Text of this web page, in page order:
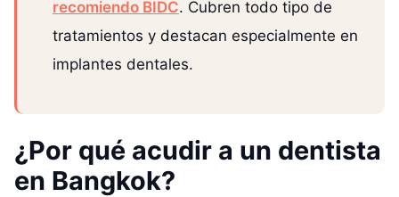
recomiendo BIDC. Cubren todo tipo de
tratamientos y destacan especialmente en
implantes dentales.
¿Por qué acudir a un dentista
en Bangkok?